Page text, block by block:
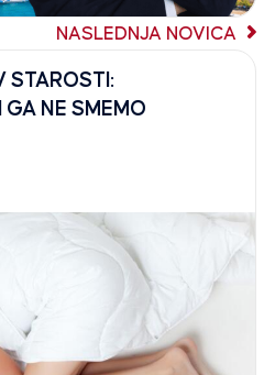
NASLEDNJA NOVICA
STAROSTI:
GA NE SMEMO